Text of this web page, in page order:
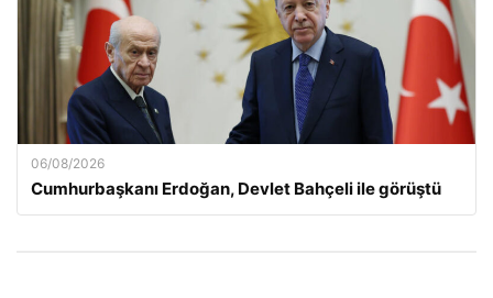
06/08/2026
Cumhurbaşkanı Erdoğan, Devlet Bahçeli ile görüştü